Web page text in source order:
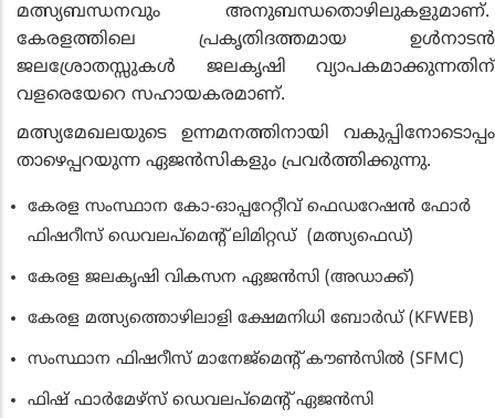
മത്സ്യബന്ധനവും അനുബന്ധതൊഴിലുകളുമാണ്.
കേരളത്തിലെ പ്രകൃതിദത്തമായ ഉള്‍നാടന്‍
ജലശ്രോതസ്സുകള്‍ ജലകൃഷി വ്യാപകമാക്കുന്നതിന്
വളരെയേറെ സഹായകരമാണ്.
മത്സ്യമേഖലയുടെ ഉന്നമനത്തിനായി വകുപ്പിനോടൊപ്പം
താഴെപ്പറയുന്ന ഏജന്‍സികളും പ്രവര്‍ത്തിക്കുന്നു.
കേരള സംസ്ഥാന കോ-ഓപ്പറേറ്റീവ് ഫെഡറേഷന്‍ ഫോര്‍
ഫിഷറീസ് ഡെവലപ്‌മെന്റ് ലിമിറ്റഡ് (മത്സ്യഫെഡ്)
കേരള ജലകൃഷി വികസന ഏജന്‍സി (അഡാക്ക്)
കേരള മത്സ്യത്തൊഴിലാളി ക്ഷേമനിധി ബോര്‍ഡ് (KFWEB)
സംസ്ഥാന ഫിഷറീസ് മാനേജ്‌മെന്റ് കൗണ്‍സില്‍ (SFMC)
ഫിഷ് ഫാര്‍മേഴ്‌സ് ഡെവലപ്‌മെന്റ് ഏജന്‍സി